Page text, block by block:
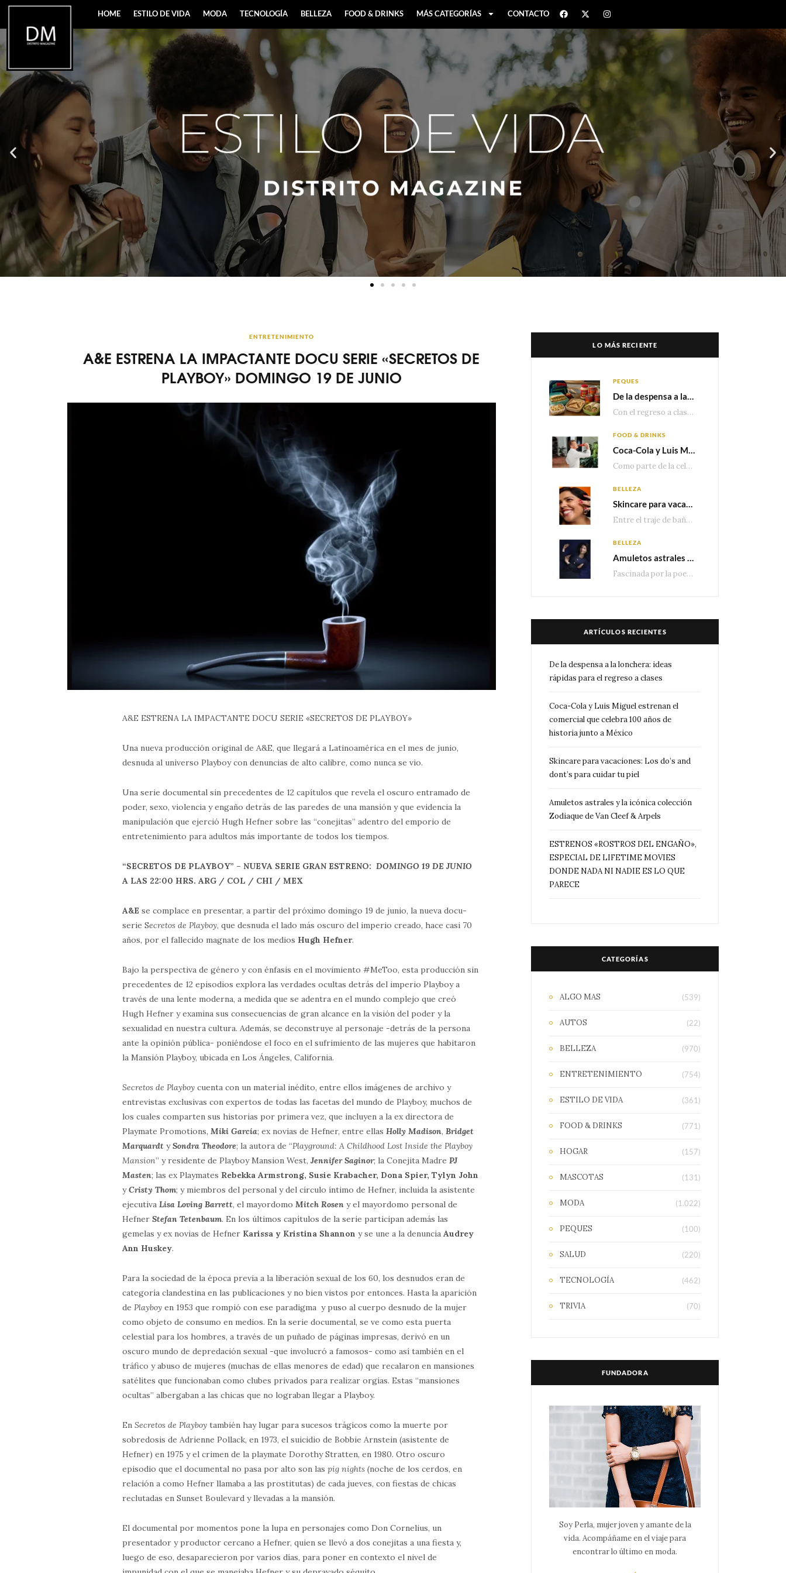
HOME ESTILO DE VIDA MODA TECNOLOGÍA BELLEZA FOOD & DRINKS MÁS CATEGORÍAS CONTACTO
ENTRETENIMIENTO
A&E ESTRENA LA IMPACTANTE DOCU SERIE «SECRETOS DE
PLAYBOY» DOMINGO 19 DE JUNIO
A&E ESTRENA LA IMPACTANTE DOCU SERIE «SECRETOS DE PLAYBOY»
Una nueva producción original de A&E, que llegará a Latinoamérica en el mes de junio,
desnuda al universo Playboy con denuncias de alto calibre, como nunca se vio.
Una serie documental sin precedentes de 12 capítulos que revela el oscuro entramado de
poder, sexo, violencia y engaño detrás de las paredes de una mansión y que evidencia la
manipulación que ejerció Hugh Hefner sobre las “conejitas” adentro del emporio de
entretenimiento para adultos más importante de todos los tiempos.
“SECRETOS DE PLAYBOY” – NUEVA SERIE GRAN ESTRENO:DOMINGO 19 DE JUNIO
A LAS 22:00 HRS. ARG / COL / CHI / MEX
A&E se complace en presentar, a partir del próximo domingo 19 de junio, la nueva docu-
serie Secretos de Playboy, que desnuda el lado más oscuro del imperio creado, hace casi 70
años, por el fallecido magnate de los medios Hugh Hefner.
Bajo la perspectiva de género y con énfasis en el movimiento #MeToo, esta producción sin
precedentes de 12 episodios explora las verdades ocultas detrás del imperio Playboy a
través de una lente moderna, a medida que se adentra en el mundo complejo que creó
Hugh Hefner y examina sus consecuencias de gran alcance en la visión del poder y la
sexualidad en nuestra cultura. Además, se deconstruye al personaje -detrás de la persona
ante la opinión pública- poniéndose el foco en el sufrimiento de las mujeres que habitaron
la Mansión Playboy, ubicada en Los Ángeles, California.
Secretos de Playboy cuenta con un material inédito, entre ellos imágenes de archivo y
entrevistas exclusivas con expertos de todas las facetas del mundo de Playboy, muchos de
los cuales comparten sus historias por primera vez, que incluyen a la ex directora de
Playmate Promotions,Miki García; ex novias de Hefner, entre ellasHolly Madison,Bridget
Marquardt ySondra Theodore; la autora de “Playground: A Childhood Lost Inside the Playboy
Mansion” y residente de Playboy Mansion West,Jennifer Saginor; la Conejita MadrePJ
Masten; las ex Playmates Rebekka Armstrong, Susie Krabacher, Dona Spier, Tylyn John
yCristy Thom; y miembros del personal y del círculo íntimo de Hefner, incluida la asistente
ejecutivaLisa Loving Barrett, el mayordomoMitch Rosen y el mayordomo personal de
HefnerStefan Tetenbaum. En los últimos capítulos de la serie participan además las
gemelas y ex novias de Hefner Karissa y Kristina Shannon y se une a la denunciaAudrey
Ann Huskey.
Para la sociedad de la época previa a la liberación sexual de los 60, los desnudos eran de
categoría clandestina en las publicaciones y no bien vistos por entonces. Hasta la aparición
dePlayboy en 1953 que rompió con ese paradigma y puso al cuerpo desnudo de la mujer
como objeto de consumo en medios. En la serie documental, se ve como esta puerta
celestial para los hombres, a través de un puñado de páginas impresas, derivó en un
oscuro mundo de depredación sexual -que involucró a famosos- como así también en el
tráfico y abuso de mujeres (muchas de ellas menores de edad) que recalaron en mansiones
satélites que funcionaban como clubes privados para realizar orgías. Estas “mansiones
ocultas” albergaban a las chicas que no lograban llegar a Playboy.
EnSecretos de Playboy también hay lugar para sucesos trágicos como la muerte por
sobredosis de Adrienne Pollack, en 1973, el suicidio de Bobbie Arnstein (asistente de
Hefner) en 1975 y el crimen de la playmate Dorothy Stratten, en 1980. Otro oscuro
episodio que el documental no pasa por alto son laspig nights (noche de los cerdos, en
relación a como Hefner llamaba a las prostitutas) de cada jueves, con fiestas de chicas
reclutadas en Sunset Boulevard y llevadas a la mansión.
El documental por momentos pone la lupa en personajes como Don Cornelius, un
presentador y productor cercano a Hefner, quien se llevó a dos conejitas a una fiesta y,
luego de eso, desaparecieron por varios días, para poner en contexto el nivel de
LO MÁS RECIENTE
PEQUES
De la despensa a la lonchera: ideas rápidas para el regreso a clases
Con el regreso a clases cada vez más cerca, las familias comienzan a reorganizar horarios,…
FOOD & DRINKS
Coca-Cola y Luis Miguel estrenan el comercial que celebra 100 años de historia junto a México
Como parte de la celebración por sus primeros 100 años enMéxico, Coca-Cola presenta hoy el…
BELLEZA
Skincare para vacaciones: Los do’s and dont’s para cuidar tu piel
Entre el traje de baño, las sandalias, los lentes de sol y los looks que…
BELLEZA
Amuletos astrales y la icónica colección Zodiaque de Van Cleef & Arpels
Fascinada por la poesía de las estrellas, la Maison Van Cleef & Arpels celebra la llegada de las…
ARTÍCULOS RECIENTES
De la despensa a la lonchera: ideas
rápidas para el regreso a clases
Coca-Cola y Luis Miguel estrenan el
comercial que celebra 100 años de
historia junto a México
Skincare para vacaciones: Los do’s and
dont’s para cuidar tu piel
Amuletos astrales y la icónica colección
Zodiaque de Van Cleef & Arpels
ESTRENOS «ROSTROS DEL ENGAÑO»,
ESPECIAL DE LIFETIME MOVIES
DONDE NADA NI NADIE ES LO QUE
PARECE
CATEGORÍAS
ALGO MAS (539)
AUTOS (22)
BELLEZA (970)
ENTRETENIMIENTO (754)
ESTILO DE VIDA (361)
FOOD & DRINKS (771)
HOGAR (157)
MASCOTAS (131)
MODA (1.022)
PEQUES (100)
SALUD (220)
TECNOLOGÍA (462)
TRIVIA (70)
FUNDADORA
Soy Perla, mujer joven y amante de la
vida. Acompáñame en el viaje para
encontrar lo último en moda.